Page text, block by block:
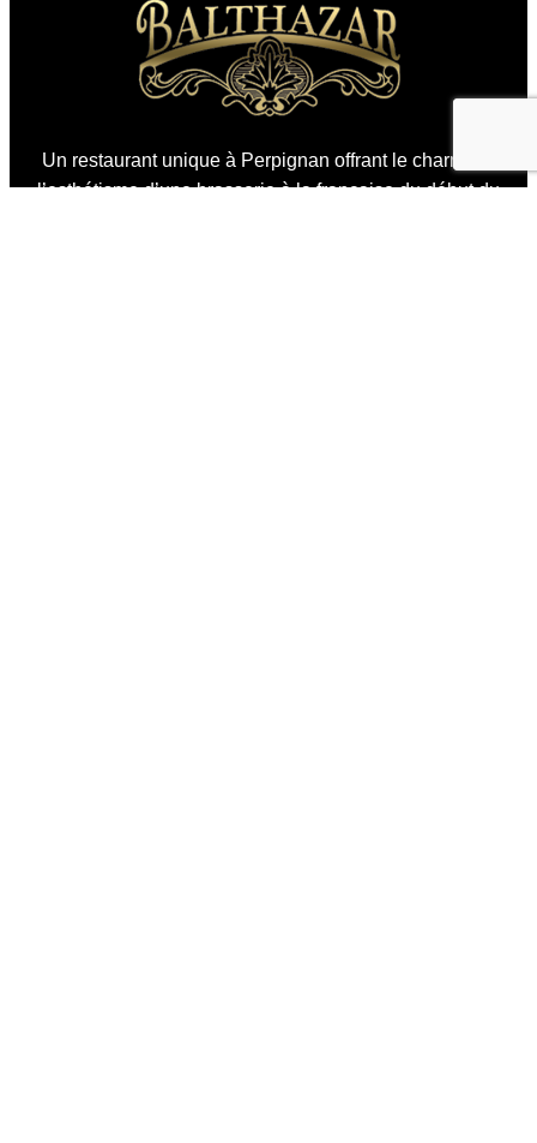
Un restaurant unique à Perpignan offrant le charme et
l’esthétisme d’une brasserie à la française du début du